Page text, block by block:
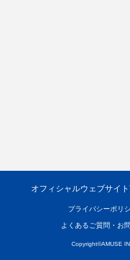
オフィシャルウェブサイ
プライバシーポリ
よくあるご質問・お
Copyright©AMUSE